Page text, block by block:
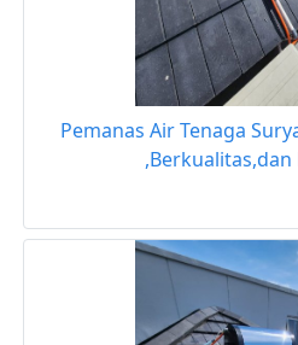
Pemanas Air Tenaga